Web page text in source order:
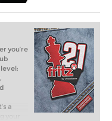
you’re
a
your